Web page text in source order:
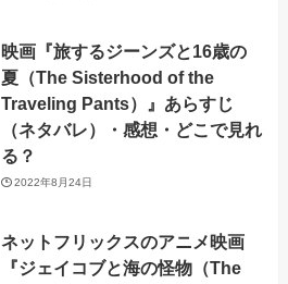
映画『旅するジーンズと16歳の
夏（The Sisterhood of the
Traveling Pants）』あらすじ
（ネタバレ）・感想・どこで見れ
る？
2022年8月24日
ネットフリックスのアニメ映画
『ジェイコブと海の怪物（The